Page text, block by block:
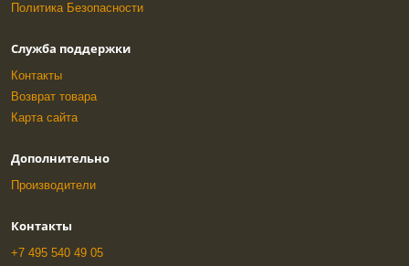
Политика Безопасности
Служба поддержки
Контакты
Возврат товара
Карта сайта
Дополнительно
Производители
Контакты
+7 495 540 49 05